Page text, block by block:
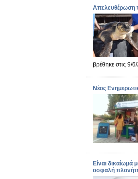
Απελευθέρωση
βρέθηκε στις 9/
Νέος
Είναι δικαίωμά
ασφαλή